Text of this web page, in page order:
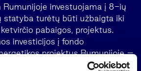
investuojama į 8-ių
statyba turėtų būti užbaigta iki
pabaigos, projektus.
investicijos į fondo
projektus Rumunijoje –
Įgyvendinus saulės parkų